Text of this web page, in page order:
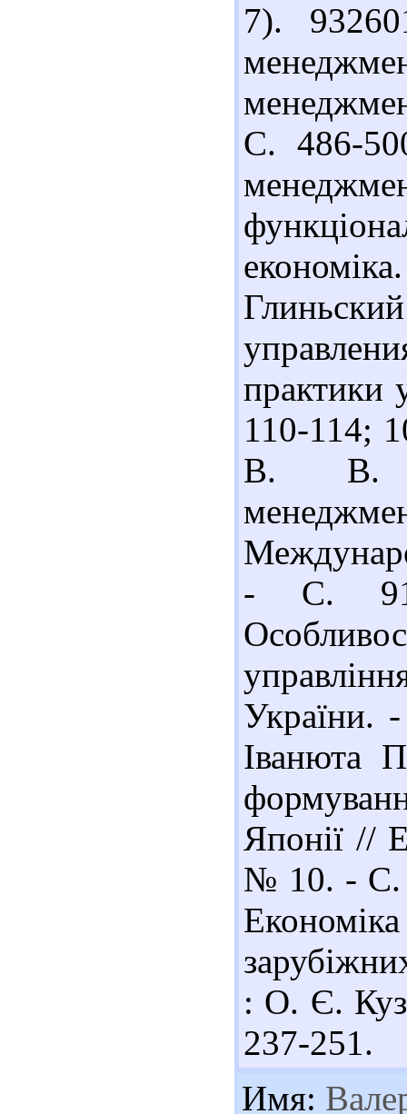
7).
С. 486-
110-114;
В. В.
- С.
Іванюта
Японії //
№ 10. - С.
: О. Є.
237-251.
Имя: